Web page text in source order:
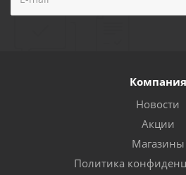
Компания
Новости
Акции
Магазины
Политика